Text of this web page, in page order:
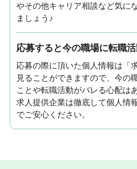
やその他キャリア相談など気に
ましょう♪
応募すると今の職場に転職
応募の際に頂いた個人情報は「
見ることができますので、今の
ことや転職活動がバレる心配は
求人提供企業は徹底して個人情
でご安心ください。